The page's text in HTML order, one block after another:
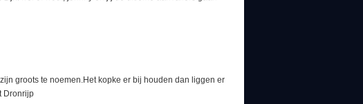
groots te noemen.Het kopke er bij houden dan liggen er
Dronrijp